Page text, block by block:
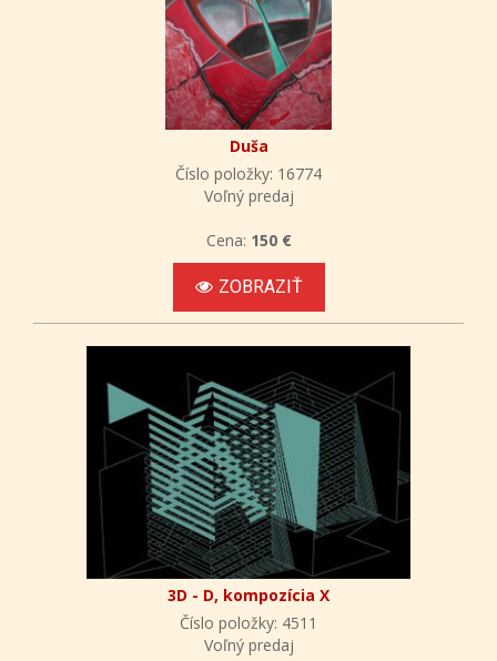
Duša
Číslo položky: 16774
Voľný predaj
Cena: 150 €
ZOBRAZIŤ
3D - D, kompozícia X
Číslo položky: 4511
Voľný predaj